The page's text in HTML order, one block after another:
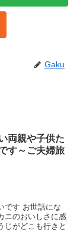
Gaku
両親や子供た
す～ご夫婦旅
です お世話にな
ニのおいしさに感
じがどこも行きと